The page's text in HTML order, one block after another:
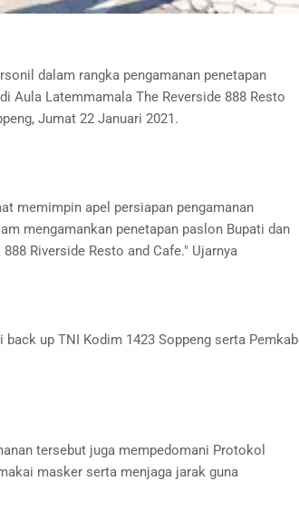
dalam rangka pengamanan penetapan
Aula Latemmamala The Reverside 888 Resto
Jumat 22 Januari 2021.
memimpin apel persiapan pengamanan
mengamankan penetapan paslon Bupati dan
Riverside Resto and Cafe." Ujarnya
up TNI Kodim 1423 Soppeng serta Pemkab
tersebut juga mempedomani Protokol
masker serta menjaga jarak guna